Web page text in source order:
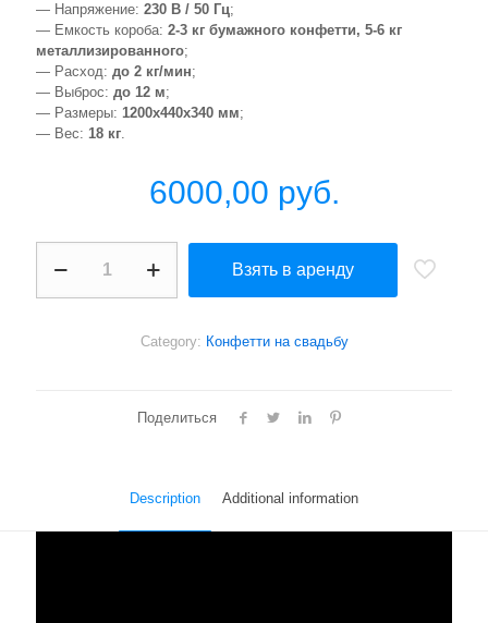
— Напряжение: 230 В / 50 Гц;
— Емкость короба: 2-3 кг бумажного конфетти, 5-6 кг
металлизированного;
— Расход: до 2 кг/мин;
— Выброс: до 12 м;
— Размеры: 1200х440х340 мм;
— Вес: 18 кг.
6000,00 руб.
Effects
Confetti
Взять в аренду
Category: Конфетти на свадьбу
Поделиться
Description Additional information